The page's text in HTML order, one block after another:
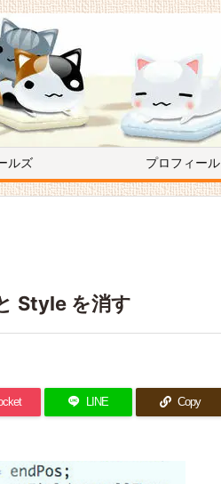
ルズ プロフィール
Style を消す
LINE Copy